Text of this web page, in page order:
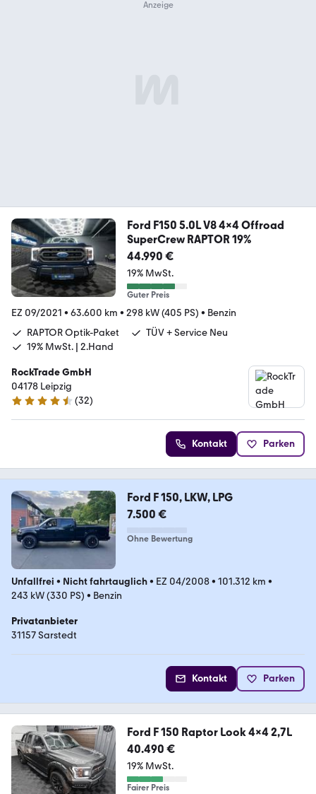
Ford F150 5.0L V8 4x4 Offroad
SuperCrew RAPTOR 19%
44.990 €
19% MwSt.
Guter Preis
EZ 09/2021 • 63.600 km • 298 kW (405 PS) • Benzin
RAPTOR Optik-Paket
TÜV + Service Neu
19% MwSt. | 2.Hand
RockTrade GmbH
04178 Leipzig
4.7 Sterne
(32)
Kontakt Parken
Ford F 150, LKW, LPG
7.500 €
Ohne Bewertung
Unfallfrei • Nicht fahrtauglich• EZ 04/2008• 101.312 km •
243 kW (330 PS) • Benzin
Privatanbieter
31157 Sarstedt
Kontakt Parken
Ford F 150 Raptor Look 4x4 2,7L
40.490 €
19% MwSt.
Fairer Preis